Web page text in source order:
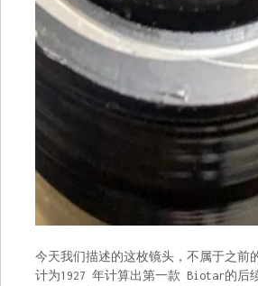
今天我们描述的这枚镜头，不属于之前
计为1927 年计算出第一款 Biotar的后